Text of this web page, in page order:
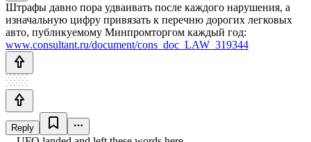
Штрафы давно пора удваивать после каждого нарушения, а
изначальную цифру привязать к перечню дорогих легковых
авто, публикуемому Минпромторгом каждый год:
www.consultant.ru/document/cons_doc_LAW_319344
Reply